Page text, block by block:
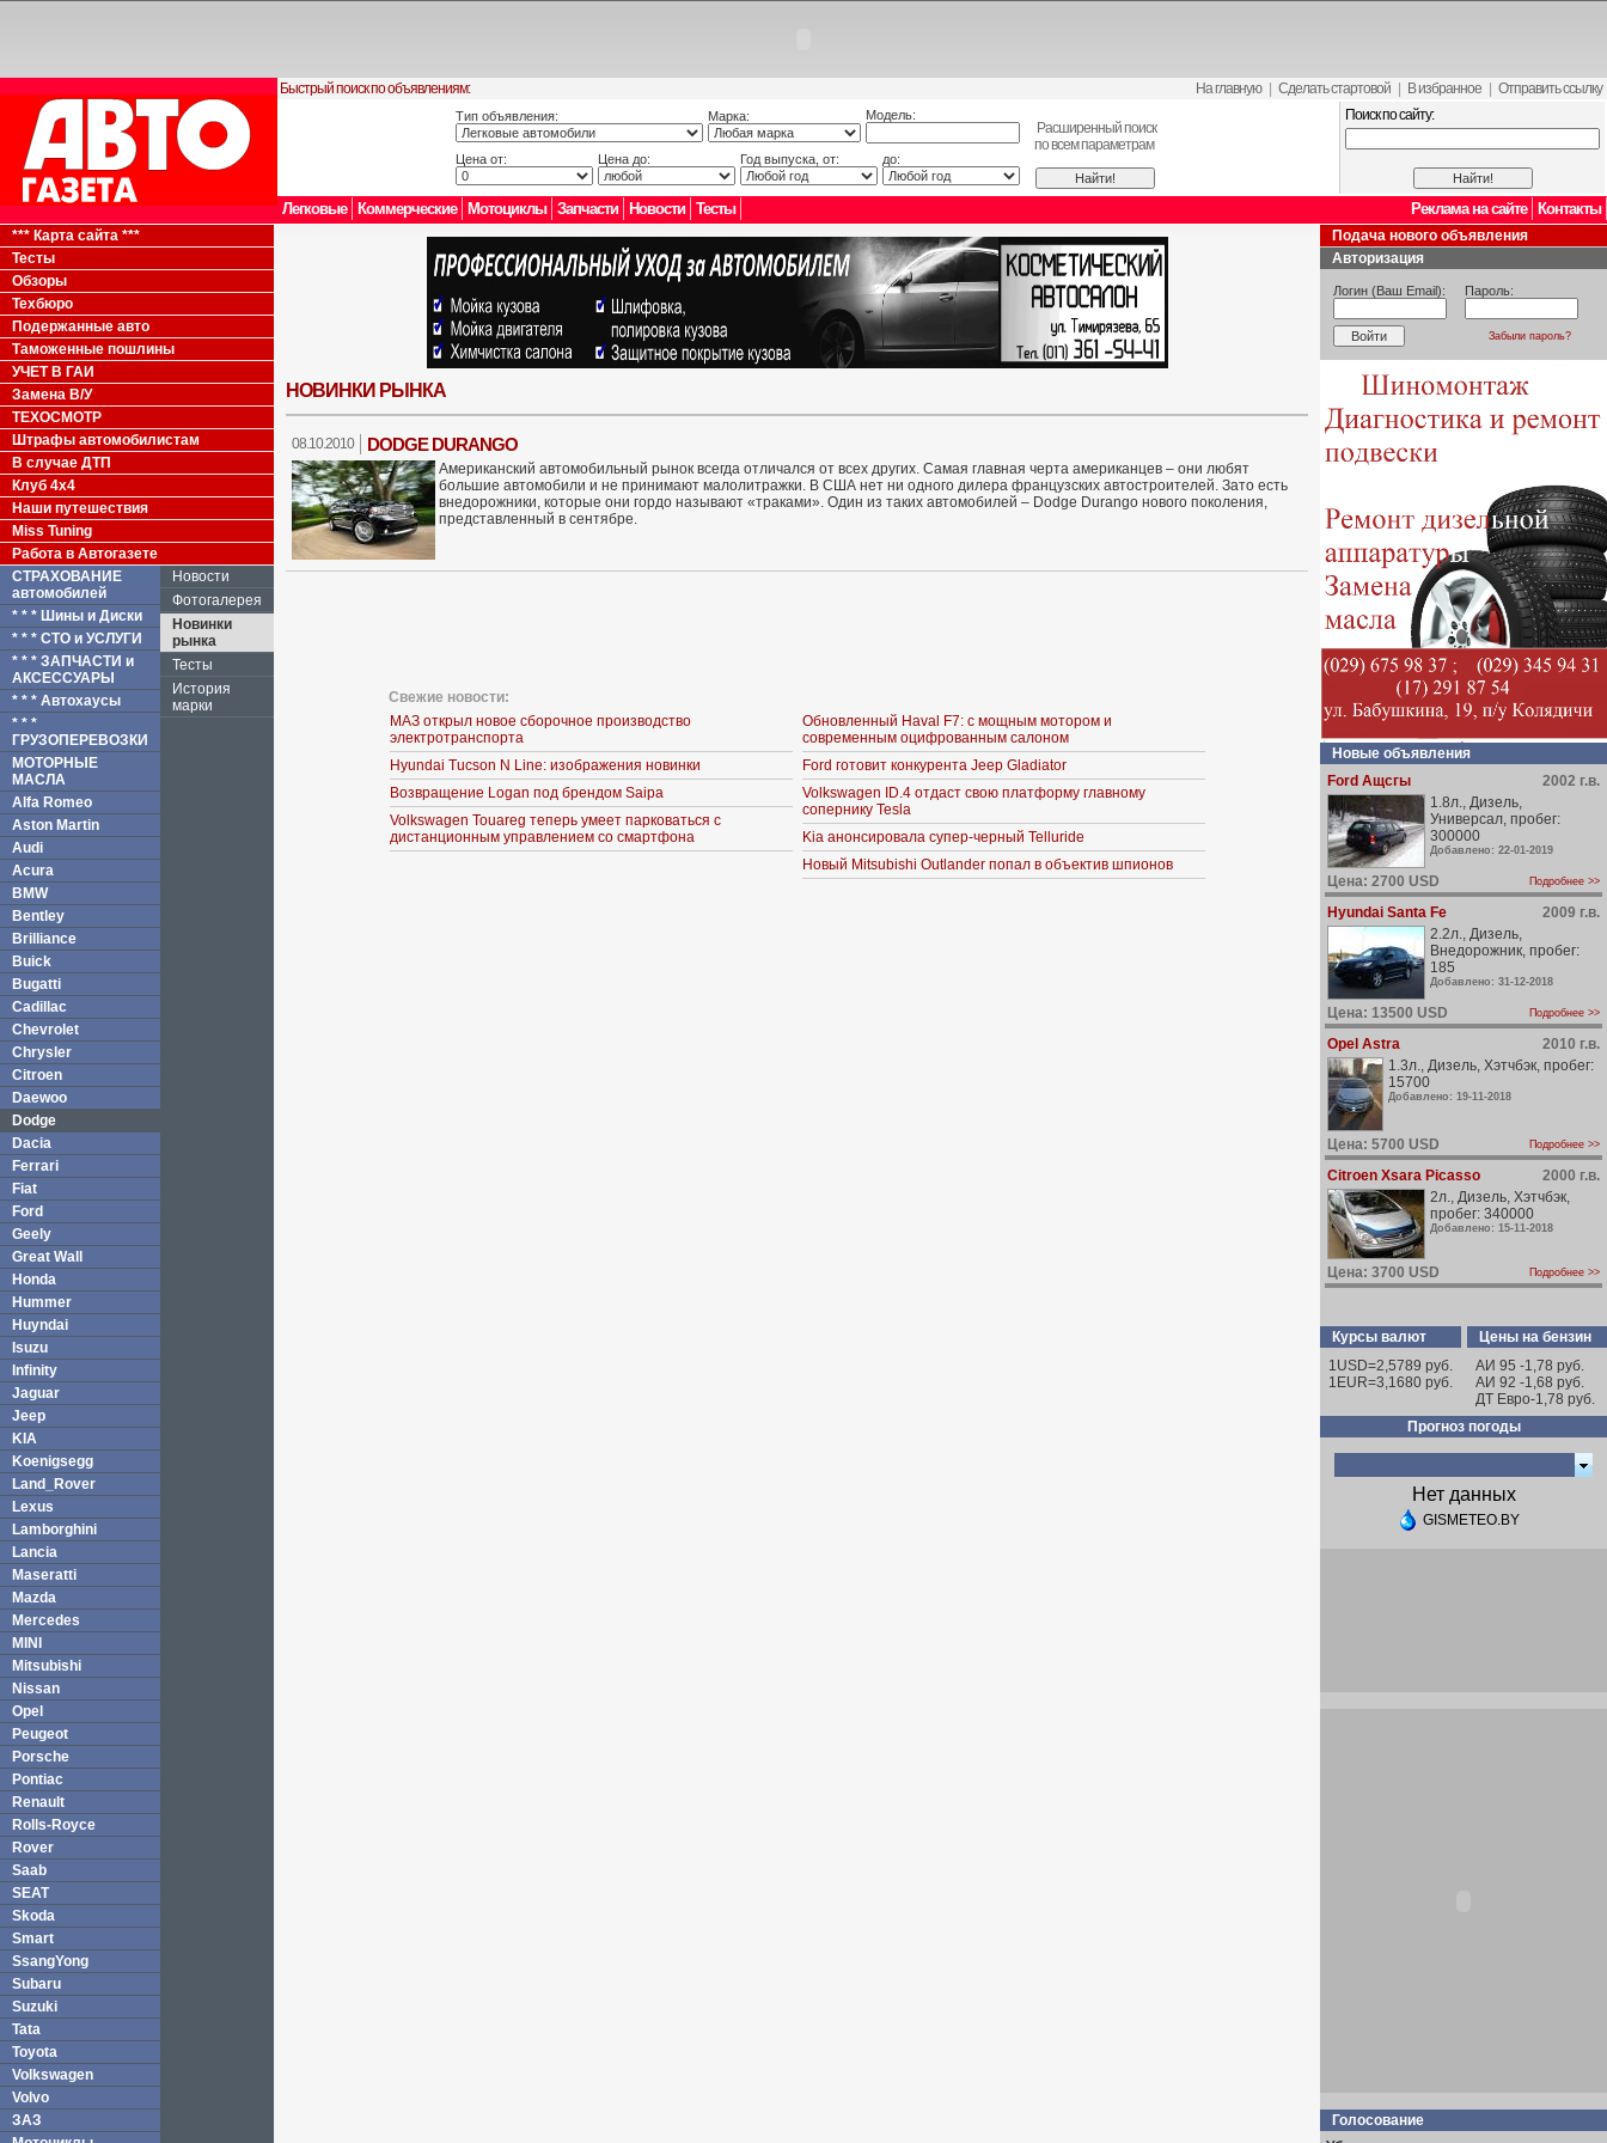
Быстрый поиск по объявлениям: На главную Сделать стартовой В избранное Отправить ссылку
Тип объявления: Марка: Модель:
Расширенный поиск
по всем параметрам
Цена от: Цена до: Год выпуска, от: до:
Поиск по сайту:
Легковые Коммерческие Мотоциклы Запчасти Новости Тесты Контакты
Реклама на сайте
*** Карта сайта ***
Тесты
Обзоры
Техбюро
Подержанные авто
Таможенные пошлины
УЧЕТ В ГАИ
Замена В/У
ТЕХОСМОТР
Штрафы автомобилистам
В случае ДТП
Клуб 4x4
Наши путешествия
Miss Tuning
Работа в Автогазете
СТРАХОВАНИЕ
автомобилей
* * * Шины и Диски
* * * СТО и УСЛУГИ
* * * ЗАПЧАСТИ и
АКСЕССУАРЫ
* * * Автохаусы
* * *
ГРУЗОПЕРЕВОЗКИ
МОТОРНЫЕ
МАСЛА
Alfa Romeo
Aston Martin
Audi
Acura
BMW
Bentley
Brilliance
Buick
Bugatti
Cadillac
Chevrolet
Chrysler
Citroen
Daewoo
Dodge
Dacia
Ferrari
Fiat
Ford
Geely
Great Wall
Honda
Hummer
Huyndai
Isuzu
Infinity
Jaguar
Jeep
KIA
Koenigsegg
Land_Rover
Lexus
Lamborghini
Lancia
Maseratti
Mazda
Mercedes
MINI
Mitsubishi
Nissan
Opel
Peugeot
Porsche
Pontiac
Renault
Rolls-Royce
Rover
Saab
SEAT
Skoda
Smart
SsangYong
Subaru
Suzuki
Tata
Toyota
Volkswagen
Volvo
ЗАЗ
Новости
Фотогалерея
Новинки
рынка
Тесты
История
марки
НОВИНКИ РЫНКА
08.10.2010 DODGE DURANGO
Американский автомобильный рынок всегда отличался от всех других. Самая главная черта американцев – они любят
большие автомобили и не принимают малолитражки. В США нет ни одного дилера французских автостроителей. Зато есть
внедорожники, которые они гордо называют «траками». Один из таких автомобилей – Dodge Durango нового поколения,
представленный в сентябре.
Свежие новости:
МАЗ открыл новое сборочное производство
электротранспорта
Hyundai Tucson N Line: изображения новинки
Возвращение Logan под брендом Saipa
Volkswagen Touareg теперь умеет парковаться с
дистанционным управлением со смартфона
Обновленный Haval F7: с мощным мотором и
современным оцифрованным салоном
Ford готовит конкурента Jeep Gladiator
Volkswagen ID.4 отдаст свою платформу главному
сопернику Tesla
Kia анонсировала супер-черный Telluride
Новый Mitsubishi Outlander попал в объектив шпионов
Подача нового объявления
Авторизация
Логин (Ваш Email): Пароль:
Забыли пароль?
Новые объявления
Ford Ащсгы
2002 г.в.
1.8л., Дизель,
Универсал, пробег:
300000
Добавлено: 22-01-2019
Цена: 2700 USD Подробнее >>
Hyundai Santa Fe
2009 г.в.
2.2л., Дизель,
Внедорожник, пробег:
185
Добавлено: 31-12-2018
Цена: 13500 USD Подробнее >>
Opel Astra
2010 г.в.
1.3л., Дизель, Хэтчбэк, пробег:
15700
Добавлено: 19-11-2018
Цена: 5700 USD Подробнее >>
Citroen Xsara Picasso
2000 г.в.
2л., Дизель, Хэтчбэк,
пробег: 340000
Добавлено: 15-11-2018
Цена: 3700 USD Подробнее >>
Курсы валют
1USD=2,5789 руб.
1EUR=3,1680 руб.
Цены на бензин
АИ 95 -1,78 руб.
АИ 92 -1,68 руб.
ДТ Евро-1,78 руб.
Прогноз погоды
Нет данных
GISMETEO.BY
Голосование